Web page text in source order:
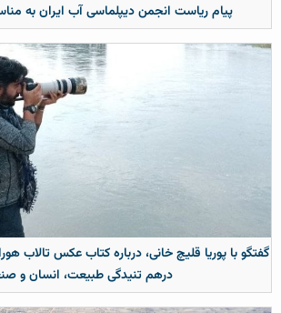
پیام ریاست انجمن دیپلماسی آب ایران به
با پوریا قلیچ خانی، درباره کتاب عکس تالاب
درهم تنیدگی طبیعت، انسان و صنعت